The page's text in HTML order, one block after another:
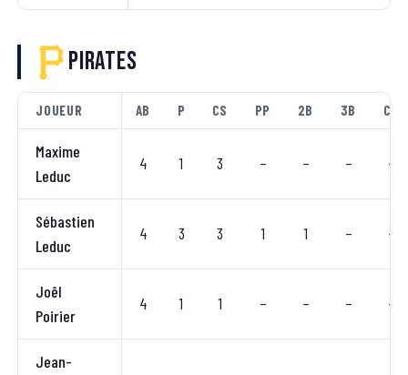
Pirates
JOUEUR AB P CS PP 2B 3B CC
Maxime
Leduc
4 1 3 – – – –
Sébastien
Leduc
4 3 3 1 1 – –
Joël
Poirier
4 1 1 – – – –
Jean-